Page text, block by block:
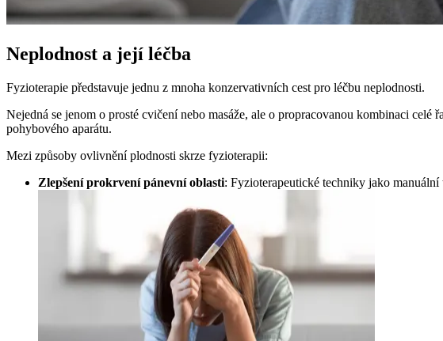
Neplodnost a její léčba
Fyzioterapie představuje jednu z mnoha konzervativních cest pro léčbu neplodnosti.
Nejedná se jenom o prosté cvičení nebo masáže, ale o propracovanou kombinaci
pohybového aparátu.
Mezi způsoby ovlivnění plodnosti skrze fyzioterapii:
Zlepšení prokrvení pánevní oblasti: Fyzioterapeutické techniky jako